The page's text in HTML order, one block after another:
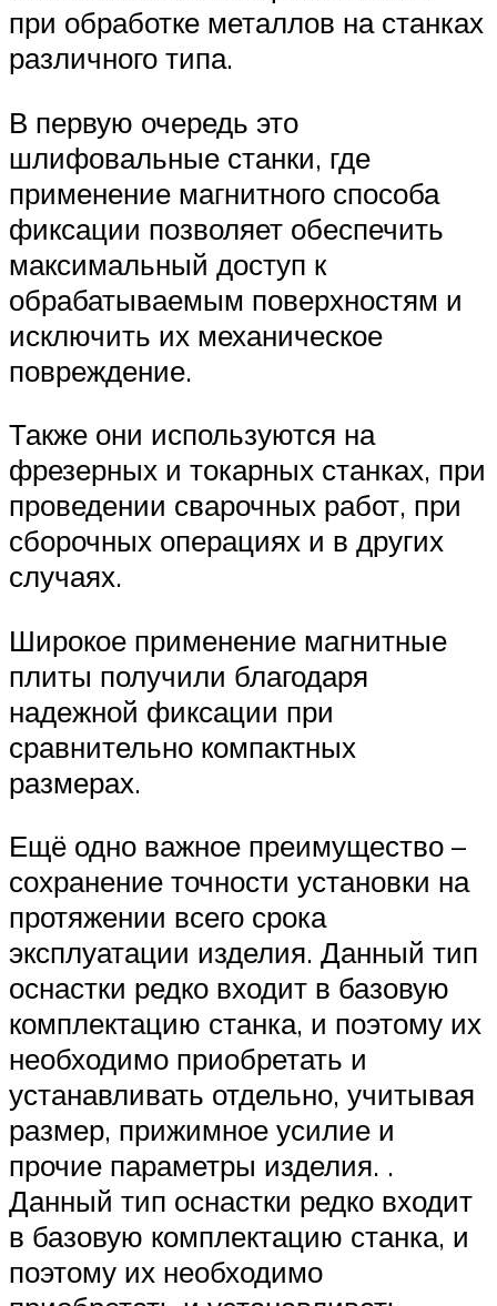
при обработке металлов на станках
различного типа.
В первую очередь это
шлифовальные станки, где
применение магнитного способа
фиксации позволяет обеспечить
максимальный доступ к
обрабатываемым поверхностям и
исключить их механическое
повреждение.
Также они используются на
фрезерных и токарных станках, при
проведении сварочных работ, при
сборочных операциях и в других
случаях.
Широкое применение магнитные
плиты получили благодаря
надежной фиксации при
сравнительно компактных
размерах.
Ещё одно важное преимущество –
сохранение точности установки на
протяжении всего срока
эксплуатации изделия. Данный тип
оснастки редко входит в базовую
комплектацию станка, и поэтому их
необходимо приобретать и
устанавливать отдельно, учитывая
размер, прижимное усилие и
прочие параметры изделия. .
Данный тип оснастки редко входит
в базовую комплектацию станка, и
поэтому их необходимо